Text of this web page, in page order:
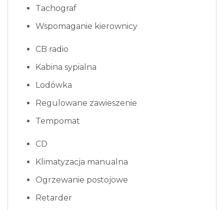
Tachograf
Wspomaganie kierownicy
CB radio
Kabina sypialna
Lodówka
Regulowane zawieszenie
Tempomat
CD
Klimatyzacja manualna
Ogrzewanie postojowe
Retarder